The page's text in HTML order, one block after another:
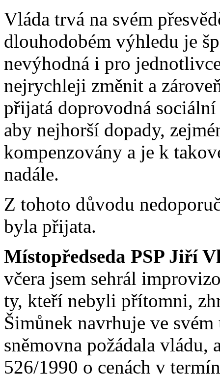
Vláda trvá na svém
dlouhodobém výhledu je
nevýhodná i pro
nejrychleji změnit a
přijatá doprovodná
aby nejhorší dopady,
kompenzovány a je k
nadále.
Z tohoto důvodu
byla přijata.
Místopředseda PSP Jiří
včera jsem sehrál
ty, kteří nebyli přítomni,
Šimůnek navrhuje ve svém
sněmovna požádala vládu,
526/1990 o cenách v